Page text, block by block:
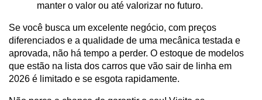
manter o valor ou até valorizar no futuro.
Se você busca um excelente negócio, com preços
diferenciados e a qualidade de uma mecânica testada e
aprovada, não há tempo a perder. O estoque de modelos
que estão na lista dos carros que vão sair de linha em
2026 é limitado e se esgota rapidamente.